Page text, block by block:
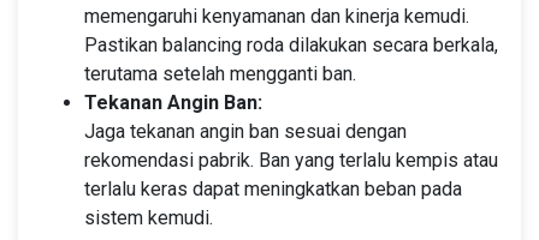
memengaruhi kenyamanan dan kinerja kemudi.
Pastikan balancing roda dilakukan secara berkala,
terutama setelah mengganti ban.
Tekanan Angin Ban:
Jaga tekanan angin ban sesuai dengan
rekomendasi pabrik. Ban yang terlalu kempis atau
terlalu keras dapat meningkatkan beban pada
sistem kemudi.